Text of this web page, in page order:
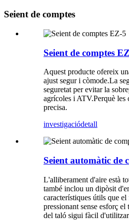
Seient de comptes
Seient de comptes
Aquest producte ofereix
ajust segur i còmode.La
seguretat per evitar la
agrícoles i ATV.Perquè les
precisa.
investigaciódetall
Seient automàtic de
L'alliberament d'aire està
també inclou un dipòsit
característiques útils que
pressionant sense esforç
del taló sigui fàcil